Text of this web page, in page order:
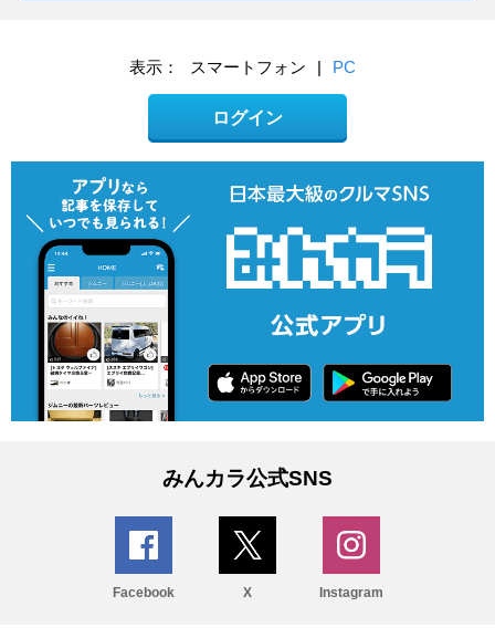
表示： スマートフォン | PC
ログイン
みんカラ公式SNS
Facebook X Instagram